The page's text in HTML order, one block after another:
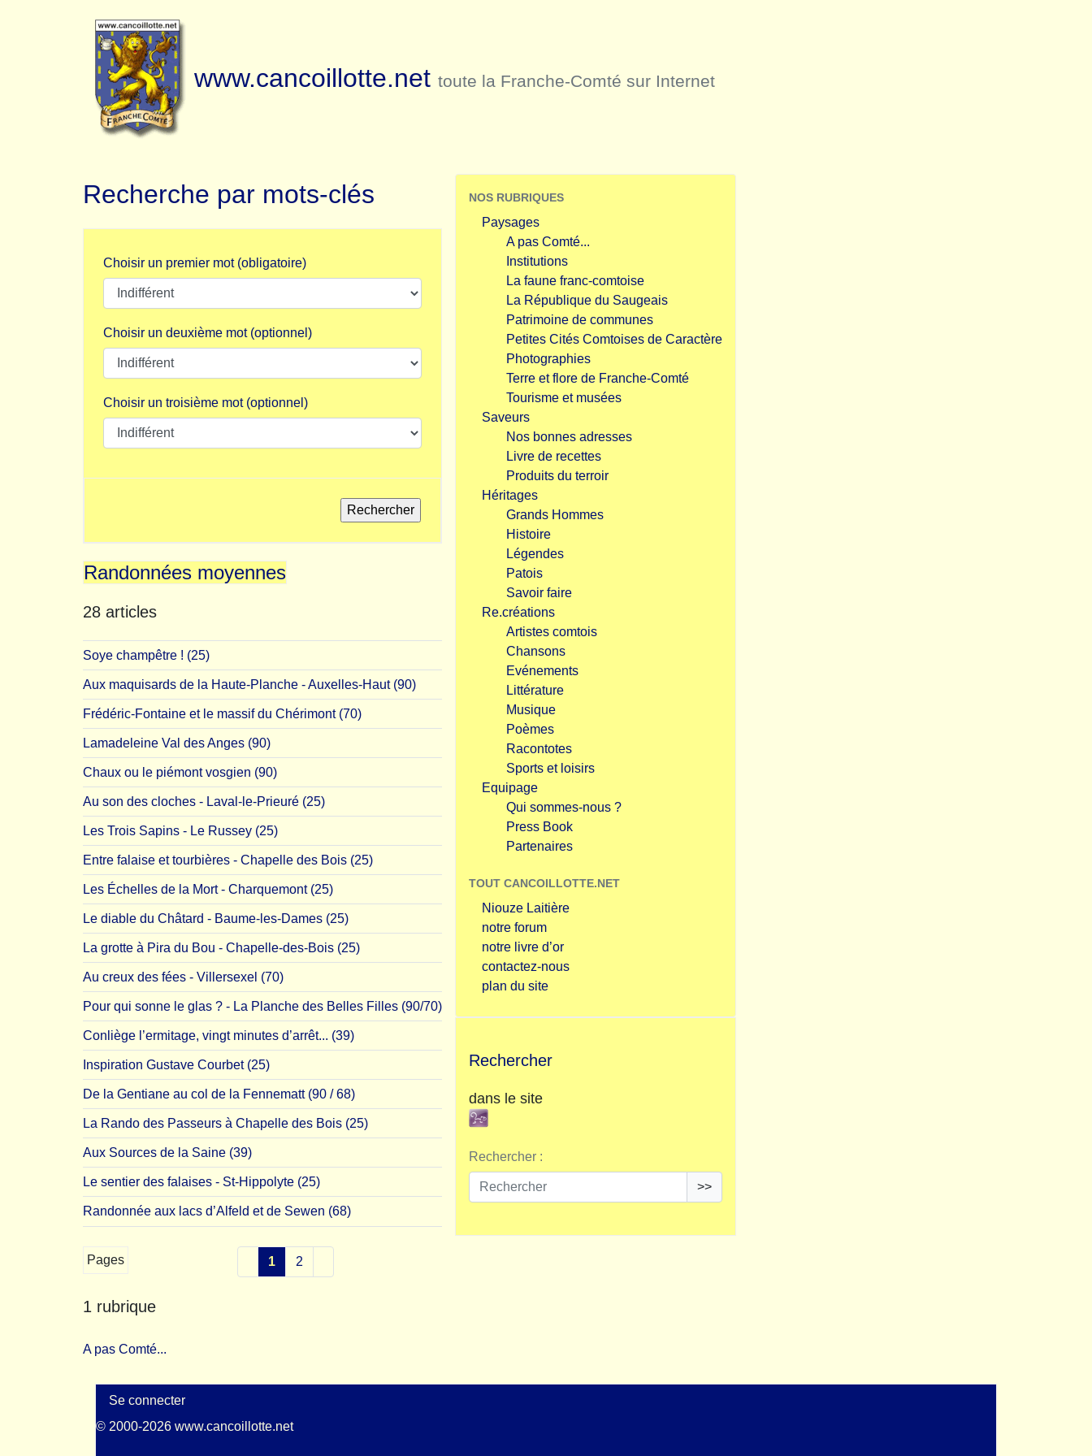
www.cancoillotte.net toute la Franche-Comté sur Internet
Recherche par mots-clés
Choisir un premier mot (obligatoire)
Choisir un deuxième mot (optionnel)
Choisir un troisième mot (optionnel)
Randonnées moyennes
28 articles
Soye champêtre ! (25)
Aux maquisards de la Haute-Planche - Auxelles-Haut (90)
Frédéric-Fontaine et le massif du Chérimont (70)
Lamadeleine Val des Anges (90)
Chaux ou le piémont vosgien (90)
Au son des cloches - Laval-le-Prieuré (25)
Les Trois Sapins - Le Russey (25)
Entre falaise et tourbières - Chapelle des Bois (25)
Les Échelles de la Mort - Charquemont (25)
Le diable du Châtard - Baume-les-Dames (25)
La grotte à Pira du Bou - Chapelle-des-Bois (25)
Au creux des fées - Villersexel (70)
Pour qui sonne le glas ? - La Planche des Belles Filles (90/70)
Conliège l’ermitage, vingt minutes d’arrêt... (39)
Inspiration Gustave Courbet (25)
De la Gentiane au col de la Fennematt (90 / 68)
La Rando des Passeurs à Chapelle des Bois (25)
Aux Sources de la Saine (39)
Le sentier des falaises - St-Hippolyte (25)
Randonnée aux lacs d’Alfeld et de Sewen (68)
Pages 1 2
1 rubrique
A pas Comté...
NOS RUBRIQUES
Paysages
A pas Comté...
Institutions
La faune franc-comtoise
La République du Saugeais
Patrimoine de communes
Petites Cités Comtoises de Caractère
Photographies
Terre et flore de Franche-Comté
Tourisme et musées
Saveurs
Nos bonnes adresses
Livre de recettes
Produits du terroir
Héritages
Grands Hommes
Histoire
Légendes
Patois
Savoir faire
Re.créations
Artistes comtois
Chansons
Evénements
Littérature
Musique
Poèmes
Racontotes
Sports et loisirs
Equipage
Qui sommes-nous ?
Press Book
Partenaires
TOUT CANCOILLOTTE.NET
Niouze Laitière
notre forum
notre livre d’or
contactez-nous
plan du site
Rechercher
dans le site
Rechercher :
>>
Se connecter
© 2000-2026 www.cancoillotte.net